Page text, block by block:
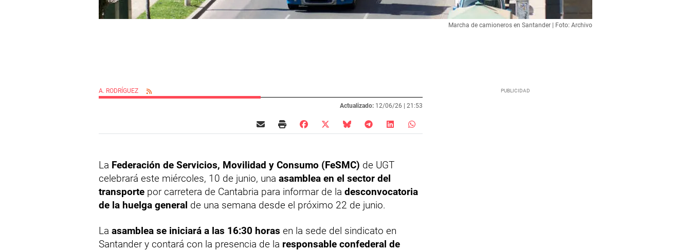
Marcha de camioneros en Santander | Foto: Archivo
A. RODRÍGUEZ
Actualizado: 12/06/26 | 21:53
La Federación de Servicios, Movilidad y Consumo (FeSMC) de UGT
celebrará este miércoles, 10 de junio, una asamblea en el sector del
transporte por carretera de Cantabria para informar de la desconvocatoria
de la huelga general de una semana desde el próximo 22 de junio.
La asamblea se iniciará a las 16:30 horas en la sede del sindicato en
Santander y contará con la presencia de la responsable confederal de